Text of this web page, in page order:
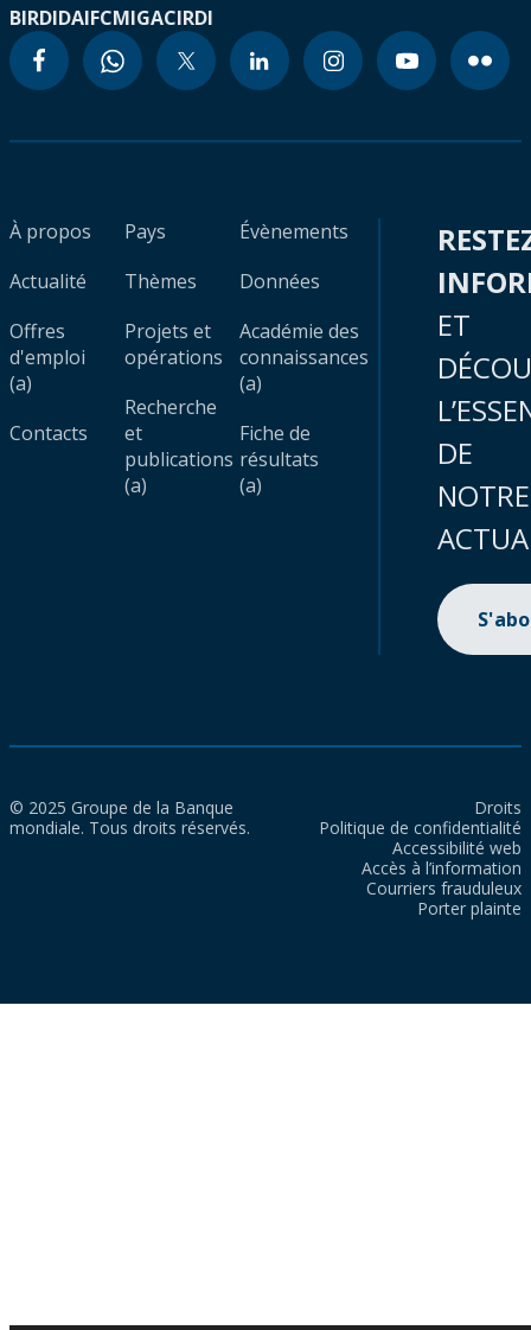
BIRDIDAIFCMIGACIRDI
À propos
Actualité
Offres
d'emploi
(a)
Contacts
Pays
Thèmes
Projets et
opérations
Recherche
et
publications
(a)
Évènements
Données
Académie des
connaissances
(a)
Fiche de
résultats
(a)
ET
DE
NOTRE
© 2025 Groupe de la Banque
mondiale. Tous droits réservés.
Droits
Politique de confidentialité
Accessibilité web
Accès à l’information
Courriers frauduleux
Porter plainte